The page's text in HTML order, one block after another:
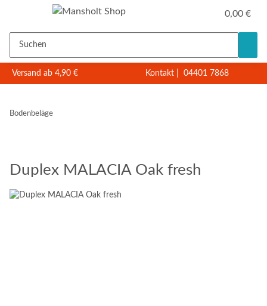
0,00 €
Versand ab 4,90 € Kontakt 04401 7868
Bodenbeläge
Duplex MALACIA Oak fresh